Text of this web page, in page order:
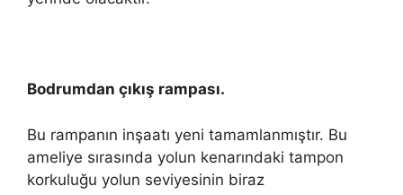
Bodrumdan çıkış rampası.
Bu rampanın inşaatı yeni tamamlanmıştır. Bu
ameliye sırasında yolun kenarındaki tampon
korkuluğu yolun seviyesinin biraz